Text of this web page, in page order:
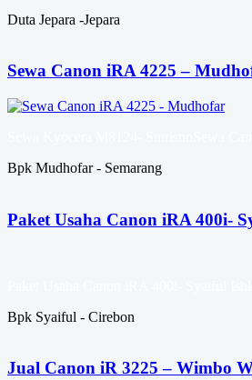
Duta Jepara -Jepara
Sewa Canon iRA 4225 –
Bpk Mudhofar - Semarang
Paket Usaha Canon iRA 400i-
Bpk Syaiful - Cirebon
Jual Canon iR 3225 – Wimbo